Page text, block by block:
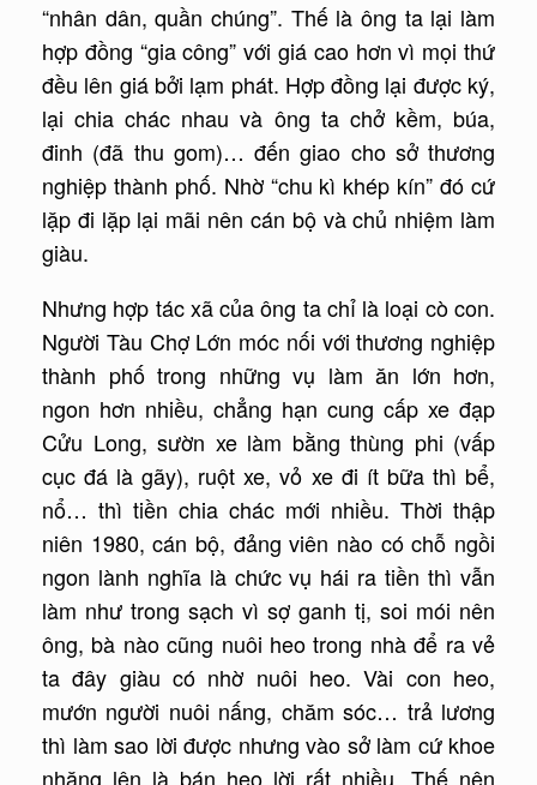
“nhân dân, quần chúng”. Thế là ông ta lại làm
hợp đồng “gia công” với giá cao hơn vì mọi thứ
đều lên giá bởi lạm phát. Hợp đồng lại được ký,
lại chia chác nhau và ông ta chở kềm, búa,
đinh (đã thu gom)… đến giao cho sở thương
nghiệp thành phố. Nhờ “chu kì khép kín” đó cứ
lặp đi lặp lại mãi nên cán bộ và chủ nhiệm làm
giàu.
Nhưng hợp tác xã của ông ta chỉ là loại cò con.
Người Tàu Chợ Lớn móc nối với thương nghiệp
thành phố trong những vụ làm ăn lớn hơn,
ngon hơn nhiều, chẳng hạn cung cấp xe đạp
Cửu Long, sườn xe làm bằng thùng phi (vấp
cục đá là gãy), ruột xe, vỏ xe đi ít bữa thì bể,
nổ… thì tiền chia chác mới nhiều. Thời thập
niên 1980, cán bộ, đảng viên nào có chỗ ngồi
ngon lành nghĩa là chức vụ hái ra tiền thì vẫn
làm như trong sạch vì sợ ganh tị, soi mói nên
ông, bà nào cũng nuôi heo trong nhà để ra vẻ
ta đây giàu có nhờ nuôi heo. Vài con heo,
mướn người nuôi nấng, chăm sóc… trả lương
thì làm sao lời được nhưng vào sở làm cứ khoe
nhặng lên là bán heo lời rất nhiều. Thế nên